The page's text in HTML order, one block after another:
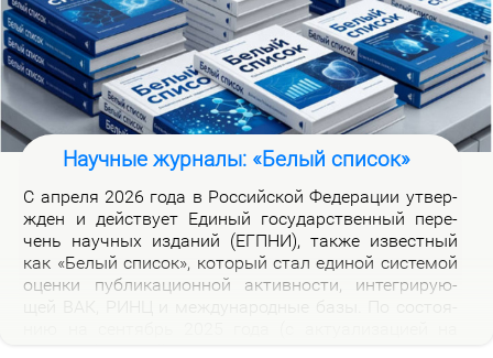
Научные журналы: «Белый список»
С ап­ре­ля 2026 го­да в Рос­сий­ской Фе­де­ра­ции утвер­
жден и дей­ству­ет Еди­ный го­судар­ствен­ный пе­ре­
чень на­уч­ных из­да­ний (ЕГПНИ), так­же из­вест­ный
как «Бе­лый спи­сок», ко­то­рый стал еди­ной си­сте­мой
оцен­ки пуб­ли­ка­ци­он­ной ак­тив­но­сти, ин­те­гри­ру­ю­